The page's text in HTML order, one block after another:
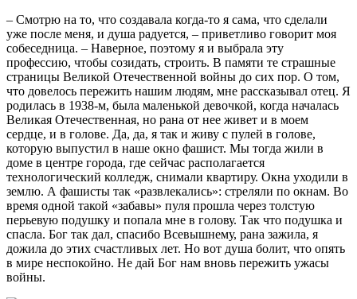
– Смотрю на то, что создавала когда-то я сама, что сделали
уже после меня, и душа радуется, – приветливо говорит моя
собеседница. – Наверное, поэтому я и выбрала эту
профессию, чтобы созидать, строить. В памяти те страшные
страницы Великой Отечественной войны до сих пор. О том,
что довелось пережить нашим людям, мне рассказывал отец. Я
родилась в 1938-м, была маленькой девочкой, когда началась
Великая Отечественная, но рана от нее живет и в моем
сердце, и в голове. Да, да, я так и живу с пулей в голове,
которую выпустил в наше окно фашист. Мы тогда жили в
доме в центре города, где сейчас располагается
технологический колледж, снимали квартиру. Окна уходили в
землю. А фашисты так «развлекались»: стреляли по окнам. Во
время одной такой «забавы» пуля прошла через толстую
перьевую подушку и попала мне в голову. Так что подушка и
спасла. Бог так дал, спасибо Всевышнему, рана зажила, я
дожила до этих счастливых лет. Но вот душа болит, что опять
в мире неспокойно. Не дай Бог нам вновь пережить ужасы
войны.